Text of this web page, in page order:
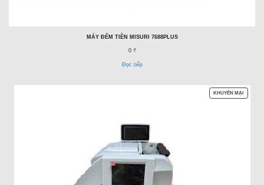
MÁY ĐẾM TIỀN MISURI 7688PLUS
0 ₫
Đọc tiếp
KHUYẾN MẠISẢN
PHẨM